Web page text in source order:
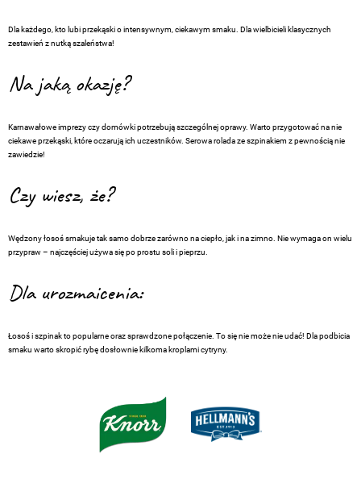
Dla każdego, kto lubi przekąski o intensywnym, ciekawym smaku. Dla wielbicieli klasycznych
zestawień z nutką szaleństwa!
Na jaką okazję?
Karnawałowe imprezy czy domówki potrzebują szczególnej oprawy. Warto przygotować na nie
ciekawe przekąski, które oczarują ich uczestników. Serowa rolada ze szpinakiem z pewnością nie
zawiedzie!
Czy wiesz, że?
Wędzony łosoś smakuje tak samo dobrze zarówno na ciepło, jak i na zimno. Nie wymaga on wielu
przypraw – najczęściej używa się po prostu soli i pieprzu.
Dla urozmaicenia:
Łosoś i szpinak to popularne oraz sprawdzone połączenie. To się nie może nie udać! Dla podbicia
smaku warto skropić rybę dosłownie kilkoma kroplami cytryny.